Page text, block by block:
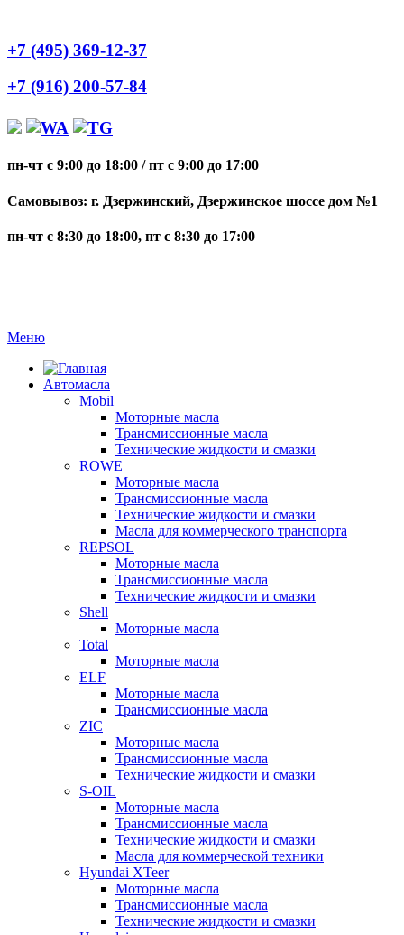
+7 (495) 369-12-37
+7 (916) 200-57-84
пн-чт с 9:00 до 18:00 /пт с 9:00 до 17:00
Самовывоз: г. Дзержинский, Дзержинское шоссе дом №1
пн-чт с 8:30 до 18:00, пт с 8:30 до 17:00
Меню
Автомасла
Mobil
Моторные масла
Трансмиссионные масла
Технические жидкости и смазки
ROWE
Моторные масла
Трансмиссионные масла
Технические жидкости и смазки
Масла для коммерческого транспорта
REPSOL
Моторные масла
Трансмиссионные масла
Технические жидкости и смазки
Shell
Моторные масла
Total
Моторные масла
ELF
Моторные масла
Трансмиссионные масла
ZIC
Моторные масла
Трансмиссионные масла
Технические жидкости и смазки
S-OIL
Моторные масла
Трансмиссионные масла
Технические жидкости и смазки
Масла для коммерческой техники
Hyundai XTeer
Моторные масла
Трансмиссионные масла
Технические жидкости и смазки